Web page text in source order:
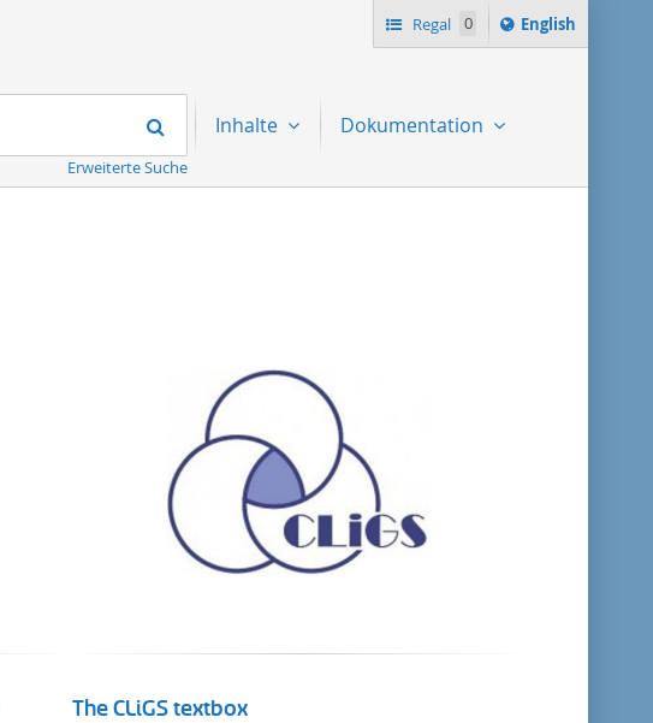
Regal 0
Switch
language
English
Suchen
Erweiterte Suche
Inhalte Dokumentation
The CLiGS textbox